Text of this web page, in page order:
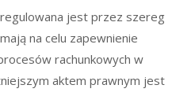
jest przez szereg
na celu zapewnienie
rachunkowych w
aktem prawnym jest